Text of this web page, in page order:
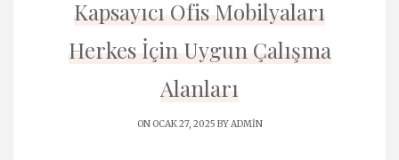
Kapsayıcı Ofis Mobilyaları
Herkes İçin Uygun Çalışma
Alanları
ON OCAK 27, 2025 BYADMIN